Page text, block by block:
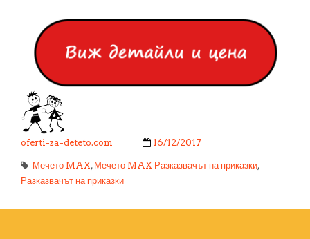
oferti-za-deteto.com 16/12/2017
Мечето MAX, Мечето MAX Разказвачът на приказки,
Разказвачът на приказки